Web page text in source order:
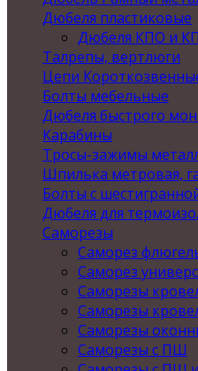
Дюбеля пластиковые
Дюбеля КПО и
Талрепы, вертлюги
Цепи
Болты мебельные
Дюбеля быстрого
Карабины
Тросы-зажимы
Шпилька метровая,
Болты с
Дюбеля для
Саморезы
Саморез
Саморез
Саморезы
Саморезы
Саморезы
Саморезы с ПШ